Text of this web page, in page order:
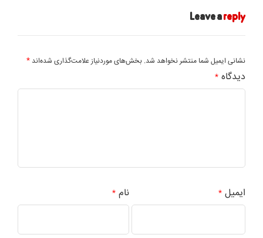
Leave areply
نشانی ایمیل شما منتشر نخواهد شد. بخش‌های موردنیاز علامت‌گذاری شده‌اند *
دیدگاه *
نام * ایمیل*